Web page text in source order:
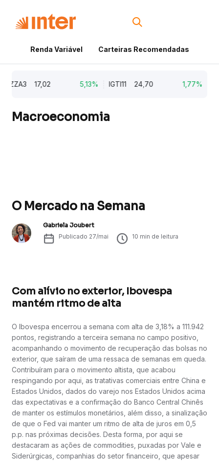
Renda Variável Carteiras Recomendadas
17,02 5,13% IGTI11 24,70 1,77%
Macroeconomia
O Mercado na Semana
Gabriela Joubert
Publicado 27/mai 10 min de leitura
Com alívio no exterior, Ibovespa
mantém ritmo de alta
O Ibovespa encerrou a semana com alta de 3,18% a 111.942
pontos, registrando a terceira semana no campo positivo,
acompanhando o movimento de recuperação das bolsas no
exterior, que saíram de uma ressaca de semanas em queda.
Contribuíram para o movimento altista, que acabou
respingando por aqui, as tratativas comerciais entre China e
Estados Unidos, dados do varejo nos Estados Unidos acima
das expectativas e a confirmação do Banco Central Chinês
de manter os estímulos monetários, além disso, a sinalização
de que o Fed vai manter um ritmo de alta de juros em 0,5
p.p. nas próximas decisões. Desta forma, por aqui se
destacaram as ações de commodities, puxadas por Vale e
Siderúrgicas, companhias do setor financeiro, que apesar